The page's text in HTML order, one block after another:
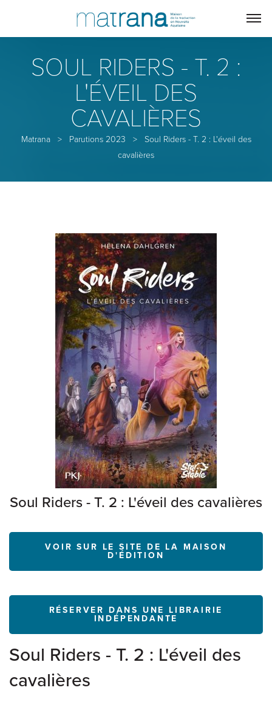
SOUL RIDERS - T. 2 :
L'ÉVEIL DES
CAVALIÈRES
Matrana> Parutions 2023 >
Soul Riders - T. 2 : L'éveil des
cavalières
Soul Riders - T. 2 : L'éveil des cavalières
VOIR SUR LE SITE DE LA MAISON
D'ÉDITION
RÉSERVER DANS UNE LIBRAIRIE
INDÉPENDANTE
Soul Riders - T. 2 : L'éveil des
cavalières